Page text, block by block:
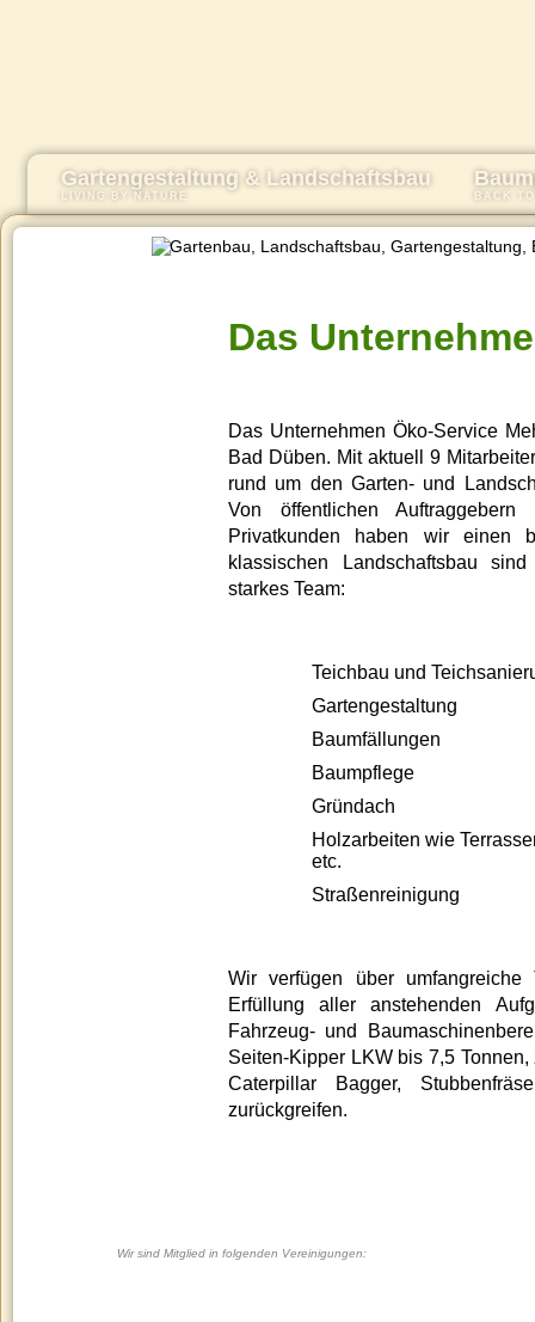
Gartengestaltung & Landschaftsbau
LIVING BY NATURE BACK
Das
Das Unternehmen Öko-Service
Bad Düben. Mit aktuell 9
rund um den Garten- und
Von öffentlichen
Privatkunden haben wir einen
klassischen Landschaftsbau
starkes Team:
Teichbau und
Gartengestaltung
Baumfällungen
Baumpflege
Gründach
Holzarbeiten wie
etc.
Straßenreinigung
Wir verfügen über
Erfüllung aller anstehenden
Fahrzeug- und
Seiten-Kipper LKW bis 7,5
Caterpillar Bagger,
zurückgreifen.
Wir sind Mitglied in folgenden Vereinigungen: